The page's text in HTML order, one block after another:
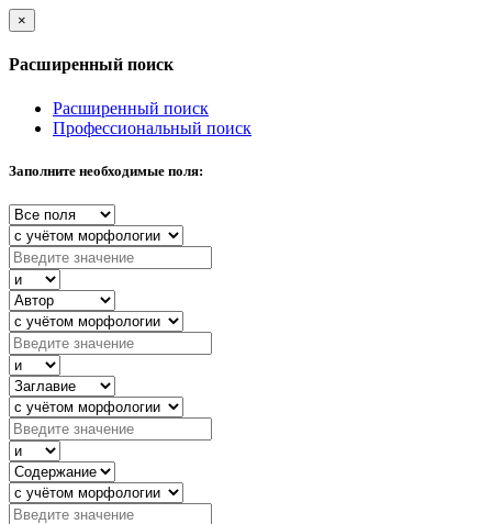
×
Расширенный поиск
Расширенный поиск
Профессиональный поиск
Заполните необходимые поля: